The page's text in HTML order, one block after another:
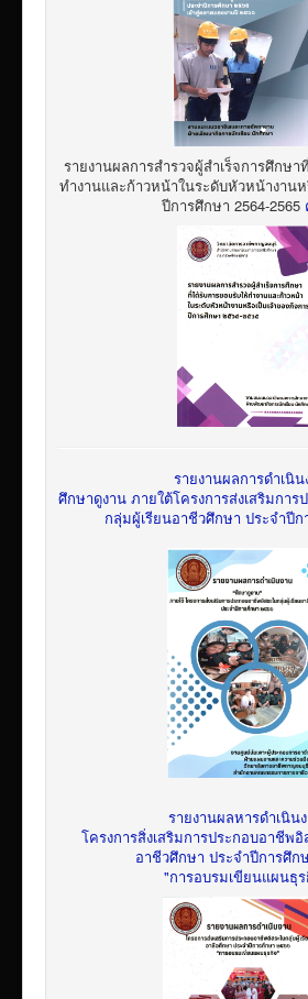
รายงานผลการสำรวจผู้สำเร็จการศึกษ
ทำงานและก้าวหน้าในระดับหัวหน้างานห
ปีการศึกษา 2564-2565
รายงานผลการดำเนิน
ศึกษาดูงาน ภายใต้โครงการส่งเสริมกา
กลุ่มผู้เรียนอาชีวศึกษา ประจำปีก
รายงานผลหารดำเนิน
โครงการสิ่งเสริมการประกอบอาชีพ
อาชีวศึกษา ประจำปีการศึก
"การอบรมเขียนแผนธุ